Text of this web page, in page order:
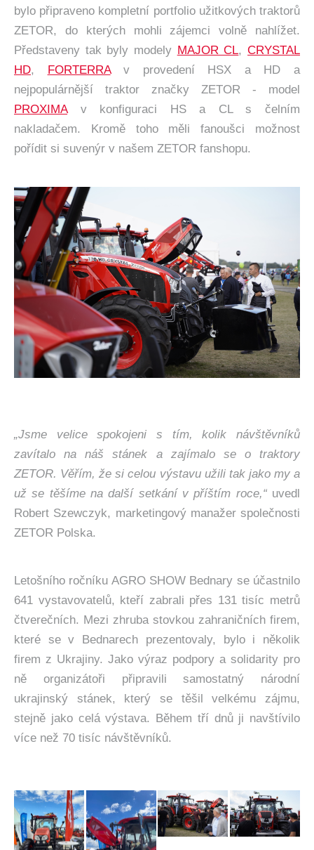
bylo připraveno kompletní portfolio užitkových traktorů
ZETOR, do kterých mohli zájemci volně nahlížet.
Představeny tak byly modely MAJOR CL,CRYSTAL
HD, FORTERRAv provedení HSX a HD a
nejpopulárnější traktor značky ZETOR - model
PROXIMAv konfiguraci HS a CL s čelním
nakladačem. Kromě toho měli fanoušci možnost
pořídit si suvenýr v našem ZETOR fanshopu.
„Jsme velice spokojeni s tím, kolik návštěvníků
zavítalo na náš stánek a zajímalo se o traktory
ZETOR. Věřím, že si celou výstavu užili tak jako my a
už se těšíme na další setkání v příštím roce,“uvedl
Robert Szewczyk, marketingový manažer společnosti
ZETOR Polska.
Letošního ročníku AGRO SHOW Bednary se účastnilo
641 vystavovatelů, kteří zabrali přes 131 tisíc metrů
čtverečních. Mezi zhruba stovkou zahraničních firem,
které se v Bednarech prezentovaly, bylo i několik
firem z Ukrajiny. Jako výraz podpory a solidarity pro
ně organizátoři připravili samostatný národní
ukrajinský stánek, který se těšil velkému zájmu,
stejně jako celá výstava. Během tří dnů ji navštívilo
více než 70 tisíc návštěvníků.